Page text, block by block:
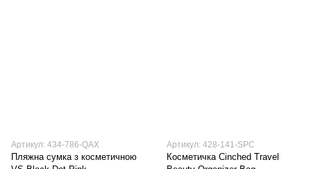
Артикул: 434-786-QAX
Пляжна сумка з косметичною
Артикул: 428-141-SPC
Косметичка Cinched Travel